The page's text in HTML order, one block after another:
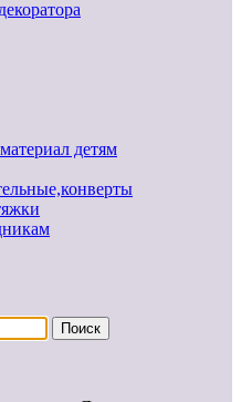
детям